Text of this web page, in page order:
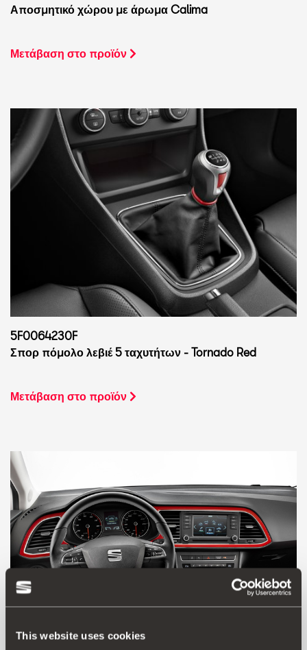
This website uses cookies
Αποσμητικό χώρου με άρωμα Calima
Μετάβαση στο προϊόν
5F0064230F
Σπορ πόμολο λεβιέ 5 ταχυτήτων - Tornado Red
Μετάβαση στο προϊόν